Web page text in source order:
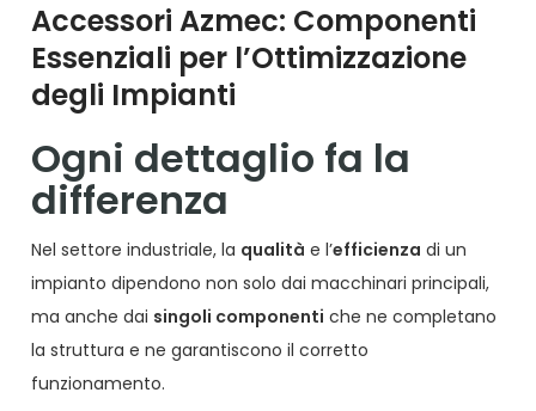
Accessori Azmec: Componenti
Essenziali per l’Ottimizzazione
degli Impianti
Ogni dettaglio fa la
differenza
Nel settore industriale, la qualità e l’efficienza di un
impianto dipendono non solo dai macchinari principali,
ma anche dai singoli componenti che ne completano
la struttura e ne garantiscono il corretto
funzionamento.